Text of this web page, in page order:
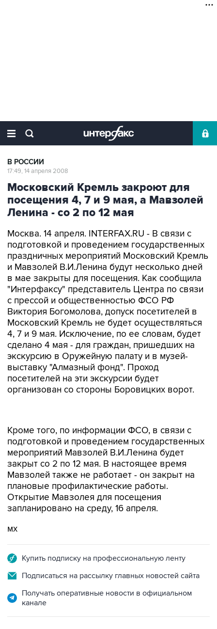
В РОССИИ
17:49, 14 апреля 2008
Московский Кремль закроют для
посещения 4, 7 и 9 мая, а Мавзолей
Ленина - со 2 по 12 мая
Москва. 14 апреля. INTERFAX.RU - В связи с
подготовкой и проведением государственных
праздничных мероприятий Московский Кремль
и Мавзолей В.И.Ленина будут несколько дней
в мае закрыты для посещения. Как сообщила
"Интерфаксу" представитель Центра по связи
с прессой и общественностью ФСО РФ
Виктория Богомолова, допуск посетителей в
Московский Кремль не будет осуществляться
4, 7 и 9 мая. Исключение, по ее словам, будет
сделано 4 мая - для граждан, пришедших на
экскурсию в Оружейную палату и в музей-
выставку "Алмазный фонд". Проход
посетителей на эти экскурсии будет
организован со стороны Боровицких ворот.
мероприятий Мавзолей В.И.Ленина будет
закрыт со 2 по 12 мая. В настоящее время
Мавзолей также не работает - он закрыт на
плановые профилактические работы.
Открытие Мавзолея для посещения
запланировано на среду, 16 апреля.
мх
Подписаться на рассылку главных новостей сайта
Получать оперативные новости в официальном